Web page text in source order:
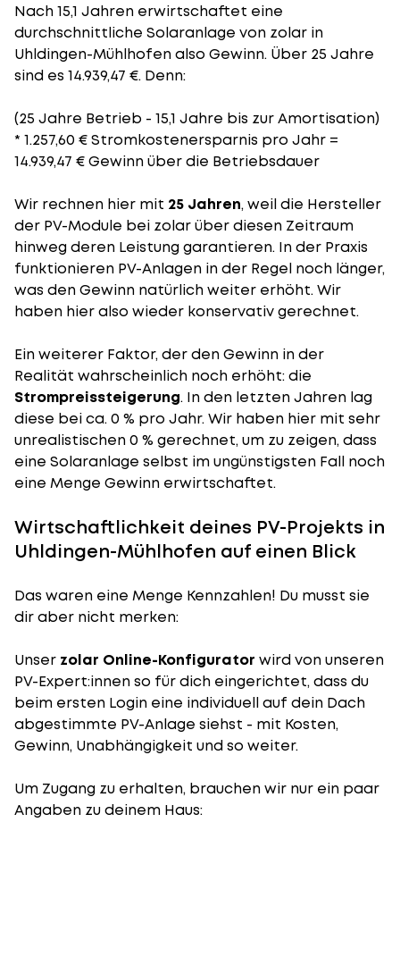
Nach 15,1 Jahren erwirtschaftet eine
durchschnittliche Solaranlage von zolar in
Uhldingen-Mühlhofen also Gewinn. Über 25 Jahre
sind es 14.939,47 €. Denn:
(25 Jahre Betrieb - 15,1 Jahre bis zur Amortisation)
* 1.257,60 € Stromkostenersparnis pro Jahr =
14.939,47 € Gewinn über die Betriebsdauer
Wir rechnen hier mit 25 Jahren, weil die Hersteller
der PV-Module bei zolar über diesen Zeitraum
hinweg deren Leistung garantieren. In der Praxis
funktionieren PV-Anlagen in der Regel noch länger,
was den Gewinn natürlich weiter erhöht. Wir
haben hier also wieder konservativ gerechnet.
Ein weiterer Faktor, der den Gewinn in der
Realität wahrscheinlich noch erhöht: die
Strompreissteigerung. In den letzten Jahren lag
diese bei ca. 0 % pro Jahr. Wir haben hier mit sehr
unrealistischen 0 % gerechnet, um zu zeigen, dass
eine Solaranlage selbst im ungünstigsten Fall noch
eine Menge Gewinn erwirtschaftet.
Wirtschaftlichkeit deines PV-Projekts in
Uhldingen-Mühlhofen auf einen Blick
Das waren eine Menge Kennzahlen! Du musst sie
dir aber nicht merken:
Unser zolar Online-Konfigurator wird von unseren
PV-Expert:innen so für dich eingerichtet, dass du
beim ersten Login eine individuell auf dein Dach
abgestimmte PV-Anlage siehst - mit Kosten,
Gewinn, Unabhängigkeit und so weiter.
Um Zugang zu erhalten, brauchen wir nur ein paar
Angaben zu deinem Haus: